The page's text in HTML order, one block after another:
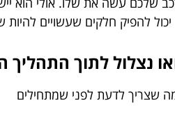
להפיק חלקים שעשויים להיות
נצלול לתוך
שצריך לדעת לפני שמתחילים